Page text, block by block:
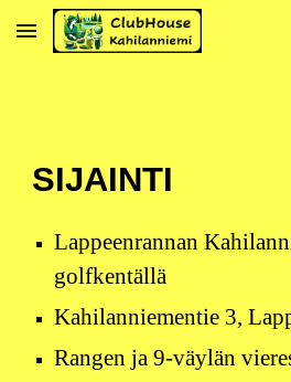
Skip to main content
SIJAINTI
Lappeenrannan
golfkentällä
Kahilanniementie 3,
Rangen ja 9-väylän